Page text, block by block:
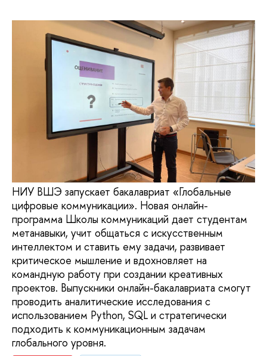
НИУ ВШЭ запускает бакалавриат «Глобальные
цифровые коммуникации». Новая онлайн-
программа Школы коммуникаций дает студентам
метанавыки, учит общаться с искусственным
интеллектом и ставить ему задачи, развивает
критическое мышление и вдохновляет на
командную работу при создании креативных
проектов. Выпускники онлайн-бакалавриата смогут
проводить аналитические исследования с
использованием Python, SQL и стратегически
подходить к коммуникационным задачам
глобального уровня.